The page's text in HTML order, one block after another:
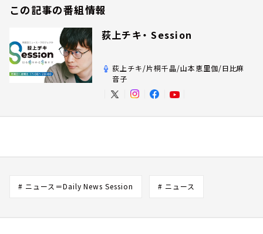
この記事の番組情報
荻上チキ・ Session
荻上チキ/片桐千晶/山本恵里伽/日比麻
音子
# ニュース＝Daily News Session # ニュース